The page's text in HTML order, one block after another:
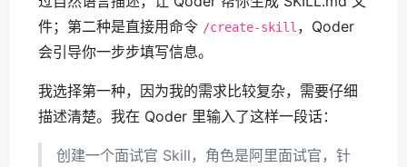
件；第二种是直接用命令 /create-skill ，Qoder
会引导你一步步填写信息。
我选择第一种，因为我的需求比较复杂，需要仔细
描述清楚。我在 Qoder 里输入了这样一段话：
创建一个面试官 Skill，角色是阿里面试官，针